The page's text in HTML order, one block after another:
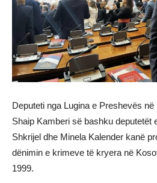
Deputeti nga Lugina e Preshevës
Shaip Kamberi së bashku deputetët
Shkrijel dhe Minela Kalender kanë
dënimin e krimeve të kryera në
1999.